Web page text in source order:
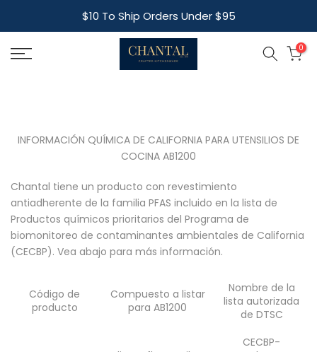
to
content
$10 To Ship Orders Under $95
0
INFORMACIÓN QUÍMICA DE CALIFORNIA PARA UTENSILIOS DE
COCINA AB1200
Chantal tiene un producto con revestimiento
antiadherente de la familia PFAS incluido en la lista de
Productos químicos prioritarios del Programa de
biomonitoreo de contaminantes ambientales de California
(CECBP). Vea abajo para más información.
Código de
producto
Compuesto a listar
para AB1200
Nombre de la
lista autorizada
de DTSC
CECBP-